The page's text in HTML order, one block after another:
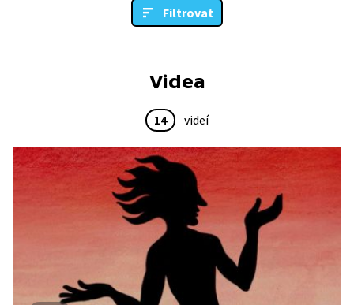
Filtrovat
Videa
14 videí